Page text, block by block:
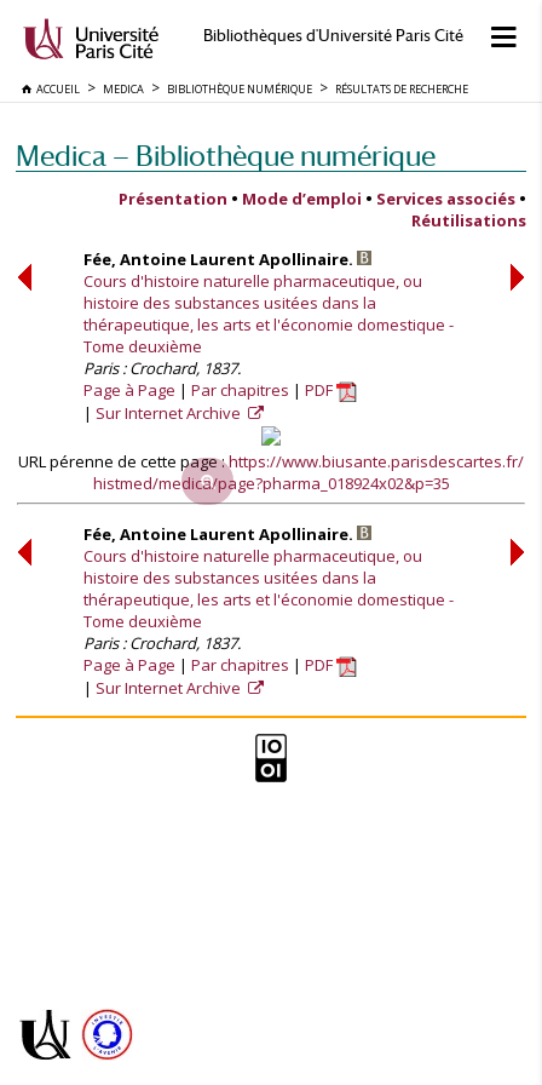
Bibliothèques d'Université Paris Cité
ACCUEIL MEDICA BIBLIOTHÈQUE NUMÉRIQUE RÉSULTATS DE RECHERCHE
Medica — Bibliothèque numérique
Présentation • Mode d’emploi • Services associés •
Réutilisations
Fée, Antoine Laurent Apollinaire.
Cours d'histoire naturelle pharmaceutique, ou
histoire des substances usitées dans la
thérapeutique, les arts et l'économie domestique -
Tome deuxième
Paris : Crochard, 1837.
Page à Page
Par chapitres
PDF
Sur Internet Archive
URL pérenne de cette page :https://www.biusante.parisdescartes.fr/
histmed/medica/page?pharma_018924x02&p=35
Fée, Antoine Laurent Apollinaire.
Cours d'histoire naturelle pharmaceutique, ou
histoire des substances usitées dans la
thérapeutique, les arts et l'économie domestique -
Tome deuxième
Paris : Crochard, 1837.
Page à Page
Par chapitres
PDF
Sur Internet Archive